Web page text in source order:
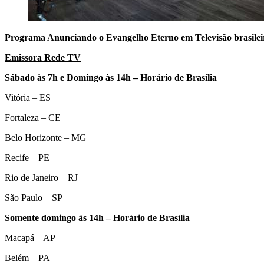
Programa Anunciando o Evangelho Eterno em Televisão
Emissora Rede TV
Sábado às 7h e Domingo às 14h – Horário de Brasília
Vitória – ES
Fortaleza – CE
Belo Horizonte – MG
Recife – PE
Rio de Janeiro – RJ
São Paulo – SP
Somente domingo às 14h – Horário de Brasília
Macapá – AP
Belém – PA